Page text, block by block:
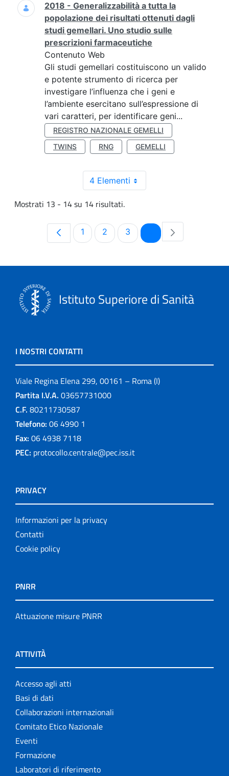
2018 - Generalizzabilità a tutta la
popolazione dei risultati ottenuti dagli
studi gemellari. Uno studio sulle
prescrizioni farmaceutiche
Contenuto Web
Gli studi gemellari costituiscono un valido
e potente strumento di ricerca per
investigare l’influenza che i geni e
l’ambiente esercitano sull’espressione di
vari caratteri, per identificare geni...
REGISTRO NAZIONALE GEMELLI
TWINS
RNG GEMELLI
4 Elementi
Mostrati 13 - 14 su 14 risultati.
Pagina
1 Pagina
2 Pagina
3 Pagina
Istituto Superiore di Sanità
I NOSTRI CONTATTI
Viale Regina Elena 299, 00161 – Roma (I)
Partita I.V.A. 03657731000
C.F. 80211730587
Telefono: 06 4990 1
Fax: 06 4938 7118
PEC: protocollo.centrale@pec.iss.it
PRIVACY
Informazioni per la privacy
Contatti
Cookie policy
PNRR
Attuazione misure PNRR
ATTIVITÀ
Accesso agli atti
Basi di dati
Collaborazioni internazionali
Comitato Etico Nazionale
Eventi
Formazione
Laboratori di riferimento